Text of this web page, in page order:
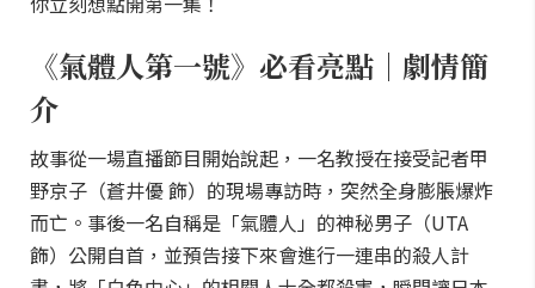
《氣體人第一號》必看亮點｜劇情簡
介
故事從一場直播節目開始說起，一名教授在接受記者甲
野京子（蒼井優 飾）的現場專訪時，突然全身膨脹爆炸
而亡。事後一名自稱是「氣體人」的神秘男子（UTA
飾）公開自首，並預告接下來會進行一連串的殺人計